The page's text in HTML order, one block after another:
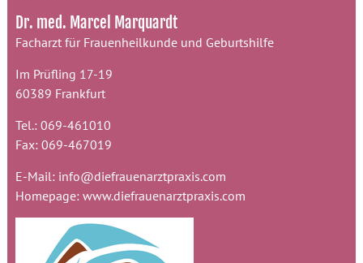
Dr. med. Marcel Marquardt
Facharzt für Frauenheilkunde und Geburtshilfe
Im Prüfling 17-19
60389 Frankfurt
Tel.: 069-461010
Fax: 069-467019
E-Mail: info@diefrauenarztpraxis.com
Homepage: www.diefrauenarztpraxis.com